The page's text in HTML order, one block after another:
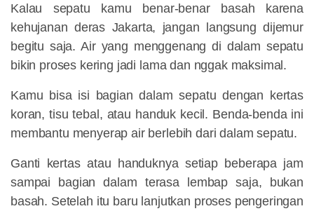
Kalau sepatu kamu benar-benar basah karena
kehujanan deras Jakarta, jangan langsung dijemur
begitu saja. Air yang menggenang di dalam sepatu
bikin proses kering jadi lama dan nggak maksimal.
Kamu bisa isi bagian dalam sepatu dengan kertas
koran, tisu tebal, atau handuk kecil. Benda-benda ini
membantu menyerap air berlebih dari dalam sepatu.
Ganti kertas atau handuknya setiap beberapa jam
sampai bagian dalam terasa lembap saja, bukan
basah. Setelah itu baru lanjutkan proses pengeringan